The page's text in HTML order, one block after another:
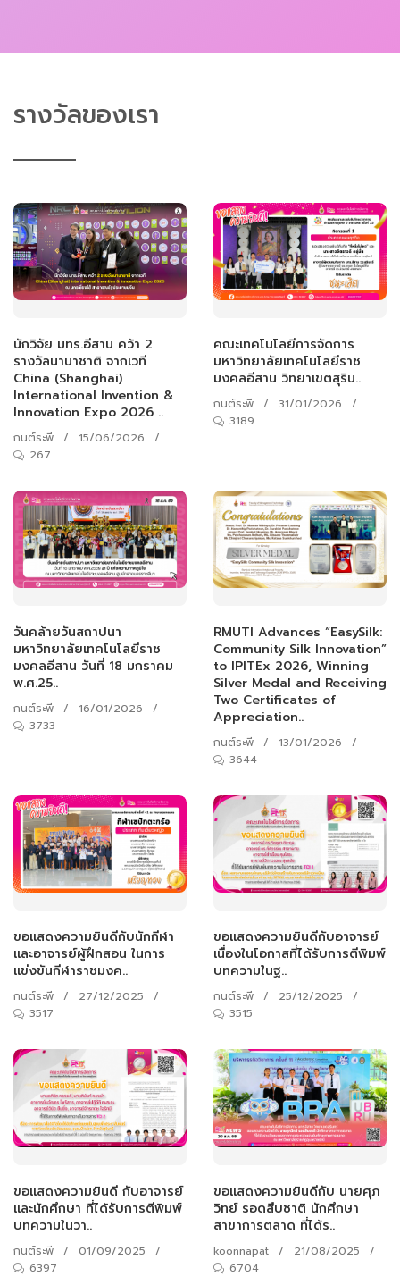
รางวัลของเรา
นักวิจัย มทร.อีสาน คว้า 2
รางวัลนานาชาติ จากเวที
China (Shanghai)
International Invention &
Innovation Expo 2026 ..
กนต์ระพี / 15/06/2026
/
267
คณะเทคโนโลยีการจัดการ
มหาวิทยาลัยเทคโนโลยีราช
มงคลอีสาน วิทยาเขตสุริน..
กนต์ระพี / 31/01/2026
/
3189
วันคล้ายวันสถาปนา
มหาวิทยาลัยเทคโนโลยีราช
มงคลอีสาน วันที่ 18 มกราคม
พ.ศ.25..
กนต์ระพี / 16/01/2026
/
3733
RMUTI Advances “EasySilk:
Community Silk Innovation”
to IPITEx 2026, Winning
Silver Medal and Receiving
Two Certificates of
Appreciation..
กนต์ระพี / 13/01/2026
/
3644
ขอแสดงความยินดีกับนักกีฬา
และอาจารย์ผู้ฝึกสอน ในการ
แข่งขันกีฬาราชมงค..
กนต์ระพี / 27/12/2025
/
3517
ขอแสดงความยินดีกับอาจารย์
เนื่องในโอกาสที่ได้รับการตีพิมพ์
บทความในฐ..
กนต์ระพี / 25/12/2025
/
3515
ขอแสดงความยินดี กับอาจารย์
และนักศึกษา ที่ได้รับการตีพิมพ์
บทความในวา..
กนต์ระพี / 01/09/2025
/
6397
ขอแสดงความยินดีกับ นายศุภ
วิทย์ รอดสืบชาติ นักศึกษา
สาขาการตลาด ที่ได้ร..
koonnapat / 21/08/2025
/
6704